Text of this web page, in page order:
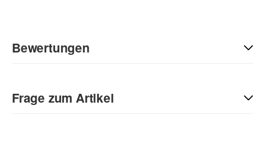
Bewertungen
Sie Anderen bei der Kaufentscheidung:
Frage zum Artikel